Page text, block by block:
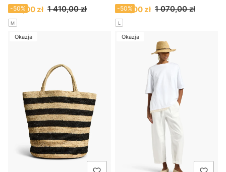
CONTI
Cena promocyjna
700,00 zł 1 410,00 zł
-50%
M
LIVIANA CONTI
Cena promocyjna
540,00 zł 1 070,00 zł
-50%
L
Okazja Okazja